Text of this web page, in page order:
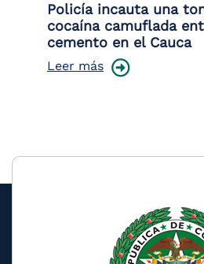
Policía incauta una
cocaína camuflada
cemento en el Cauca
Leer más